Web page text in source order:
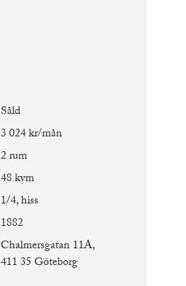
Såld
3 024 kr/mån
2 rum
48 kvm
1/4, hiss
1882
Chalmersgatan 11A,
411 35 Göteborg